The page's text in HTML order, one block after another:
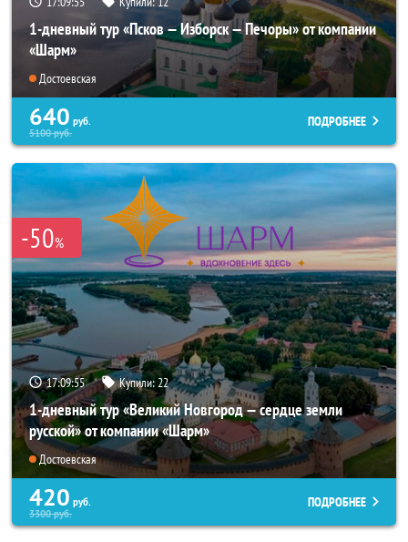
1-дневный тур «Псков — Изборск — Печоры» от компании
«Шарм»
Достоевская
640 руб.
5100руб.
ПОДРОБНЕЕ
-50%
17:09:53 Купили: 22
1-дневный тур «Великий Новгород — сердце земли
русской» от компании «Шарм»
Достоевская
420 руб.
3300руб.
ПОДРОБНЕЕ